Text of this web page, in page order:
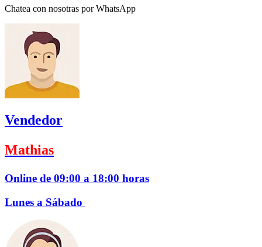
Chatea con nosotras por WhatsApp
Vendedor
Mathias
Online de 09:00 a 18:00 horas
Lunes a Sábado